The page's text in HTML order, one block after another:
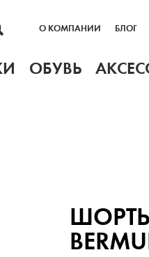
О КОМПАНИИ БЛОГ
ОБУВЬ
ШОРТЫ